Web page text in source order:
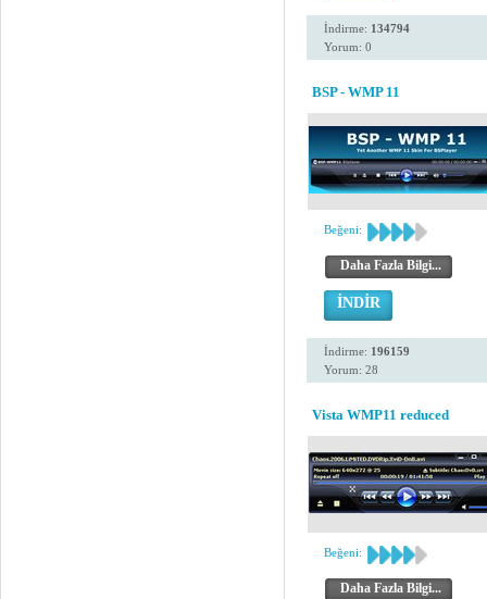
İndirme: 134794
Yorum: 0
BSP - WMP 11
Beğeni:
Daha Fazla Bilgi...
İNDİR
İndirme: 196159
Yorum: 28
Vista WMP11 reduced
Beğeni:
Daha Fazla Bilgi...